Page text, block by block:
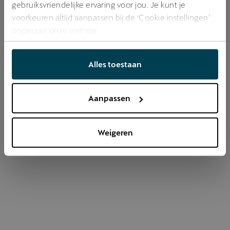
gebruiksvriendelijke ervaring voor jou. Je kunt je
voorkeuren altijd aanpassen bij de ‘Cookie instellingen’
onderaan onze website.
Alles toestaan
Aanpassen
Weigeren
Refresh